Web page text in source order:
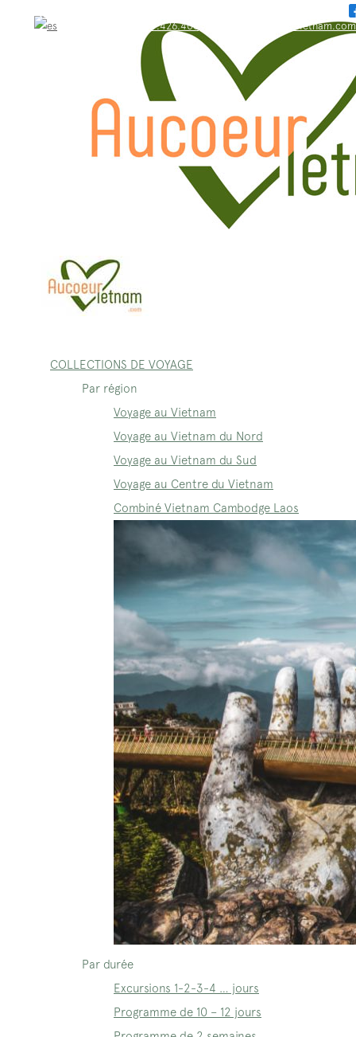
WhatsApp: +84.909.426.406 bonjour@aucoeurvietnam.com
COLLECTIONS DE VOYAGE
Par région
Voyage au Vietnam
Voyage au Vietnam du Nord
Voyage au Vietnam du Sud
Voyage au Centre du Vietnam
Combiné Vietnam Cambodge Laos
Par durée
Excursions 1-2-3-4 … jours
Programme de 10 – 12 jours
WhatsApp: +84.909.426.406